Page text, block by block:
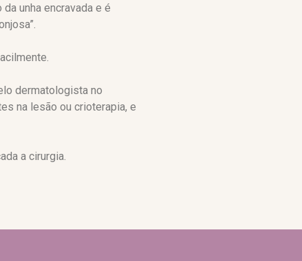
unha encravada e é
dermatologista no
na lesão ou crioterapia, e
a cirurgia.